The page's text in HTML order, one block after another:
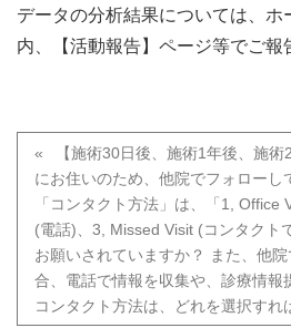
データの分析結果については、ホ
内、【活動報告】ページ等でご報
【施術30日後、施術1年後、施
にお住いのため、他院でフォローし
「コンタクト方法」は、「1, Office
(電話)、3, Missed Visit (コンタクト
お願いされていますか？ また、他
合、電話で情報を収集や、診療情報
コンタクト方法は、どれを選択すれ